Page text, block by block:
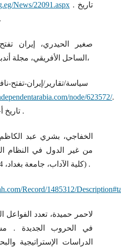
News/22091.aspx . تاريخ
أخر زيارة 10/12/ 2025 .
الساحل الأفريقي، مجلة أندبندت العربية، مايو 2025،
سياسة/تقارير/إيران-تفتح-
node/623572/.
تاريخ أخر زيارة 10 / 11 / 2925 .
من غير الدول في النظام
كلية الآداب، جامعة بغداد، 2024، المجلد (6)، ص 16) .
Record/1485312/
في الحروب الجديدة .
الدراسات الإستراتيجية